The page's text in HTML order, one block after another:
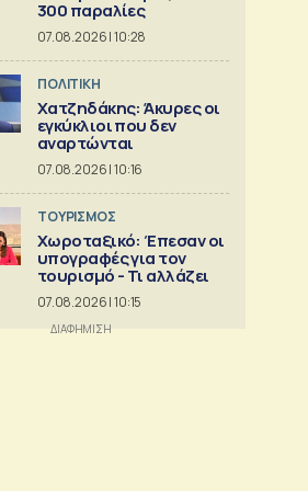
300 παραλίες
07.08.2026 | 10:28
ΠΟΛΙΤΙΚΗ
Χατζηδάκης: Άκυρες οι
εγκύκλιοι που δεν
αναρτώνται
07.08.2026 | 10:16
ΤΟΥΡΙΣΜΟΣ
Χωροταξικό: Έπεσαν οι
υπογραφές για τον
τουρισμό - Τι αλλάζει
07.08.2026 | 10:15